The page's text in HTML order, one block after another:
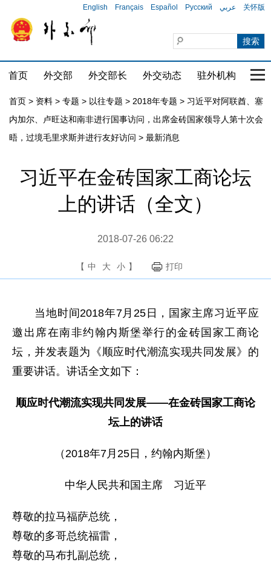
English Français Español Русский عربي 关怀版
首页 外交部 外交部长 外交动态 驻外机构 国
首页 > 资料 > 专题 > 以往专题 > 2018年专题 > 习近平对阿联酋、塞
内加尔、卢旺达和南非进行国事访问，出席金砖国家领导人第十次会
晤，过境毛里求斯并进行友好访问 > 最新消息
习近平在金砖国家工商论坛
上的讲话（全文）
2018-07-26 06:22
【 中 大 小 】 打印
当地时间2018年7月25日，国家主席习近平应
邀出席在南非约翰内斯堡举行的金砖国家工商论
坛，并发表题为《顺应时代潮流实现共同发展》的
重要讲话。讲话全文如下：
顺应时代潮流实现共同发展——在金砖国家工商论
坛上的讲话
（2018年7月25日，约翰内斯堡）
中华人民共和国主席 习近平
尊敬的拉马福萨总统，
尊敬的多哥总统福雷，
尊敬的马布扎副总统，